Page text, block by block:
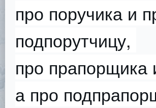
про поручика и
подпорутчицу,
про
а про